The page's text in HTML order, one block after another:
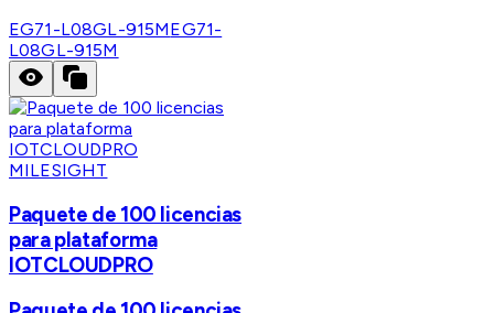
EG71-L08GL-915MEG71-
L08GL-915M
MILESIGHT
Paquete de 100 licencias
para plataforma
IOTCLOUDPRO